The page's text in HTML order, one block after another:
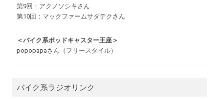
第9回：アクノソシキさん
第10回：マックファームサダテクさん
＜バイク系ポッドキャスター王座＞
popopapaさん（フリースタイル）
バイク系ラジオリンク